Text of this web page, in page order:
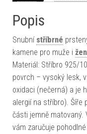
Popis
Snubní stříbrné
kamene pro muže i
Materiál: Stříbro 925/
povrch – vysoký lesk,
oxidaci (nečerná) a je
alergií na stříbro). Šíře
části jemně
vám zaručuje pohodlné